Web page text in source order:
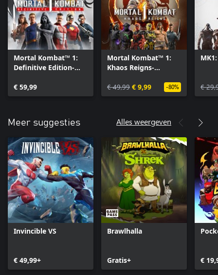
Mortal Kombat™ 1:
Definitive Edition-
€ 59,99
Mortal Kombat™ 1:
Khaos Reigns-
€ 49,99 € 9,99 -80% €
Meer suggesties Alles weergeven
Invincible VS
€ 49,99+
Brawlhalla
Gratis+ €